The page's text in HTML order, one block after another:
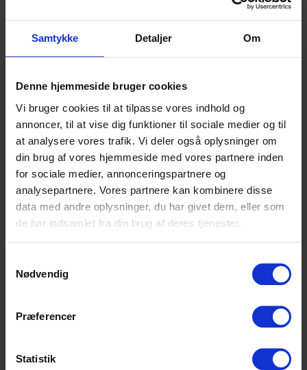
Samtykke Detaljer Om
Denne hjemmeside bruger cookies
Vi bruger cookies til at tilpasse vores indhold og
annoncer, til at vise dig funktioner til sociale medier og til
at analysere vores trafik. Vi deler også oplysninger om
din brug af vores hjemmeside med vores partnere inden
for sociale medier, annonceringspartnere og
analysepartnere. Vores partnere kan kombinere disse
data med andre oplysninger, du har givet dem, eller som
de har indsamlet fra din brug af deres tjenester.
Nødvendig
Præferencer
Statistik
8660 Skanderborg
Tlf: 87 93 30 20
Mail: info@scu.dk
CVR: 33359217
EAN: 5798000554191
Cookiepolitik